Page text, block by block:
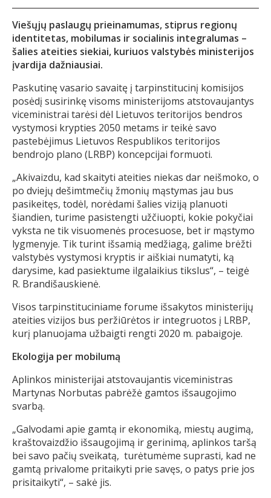
Viešųjų paslaugų prieinamumas, stiprus regionų
identitetas, mobilumas ir socialinis integralumas –
šalies ateities siekiai, kuriuos valstybės ministerijos
įvardija dažniausiai.
Paskutinę vasario savaitę į tarpinstitucinį komisijos
posėdį susirinkę visoms ministerijoms atstovaujantys
viceministrai tarėsi dėl Lietuvos teritorijos bendros
vystymosi krypties 2050 metams ir teikė savo
pastebėjimus Lietuvos Respublikos teritorijos
bendrojo plano (LRBP) koncepcijai formuoti.
„Akivaizdu, kad skaityti ateities niekas dar neišmoko, o
po dviejų dešimtmečių žmonių mąstymas jau bus
pasikeitęs, todėl, norėdami šalies viziją planuoti
šiandien, turime pasistengti užčiuopti, kokie pokyčiai
vyksta ne tik visuomenės procesuose, bet ir mąstymo
lygmenyje. Tik turint išsamią medžiagą, galime brėžti
valstybės vystymosi kryptis ir aiškiai numatyti, ką
darysime, kad pasiektume ilgalaikius tikslus“, – teigė
R. Brandišauskienė.
Visos tarpinstituciniame forume išsakytos ministerijų
ateities vizijos bus peržiūrėtos ir integruotos į LRBP,
kurį planuojama užbaigti rengti 2020 m. pabaigoje.
Ekologija per mobilumą
Aplinkos ministerijai atstovaujantis viceministras
Martynas Norbutas pabrėžė gamtos išsaugojimo
svarbą.
„Galvodami apie gamtą ir ekonomiką, miestų augimą,
kraštovaizdžio išsaugojimą ir gerinimą, aplinkos taršą
bei savo pačių sveikatą, turėtumėme suprasti, kad ne
gamtą privalome pritaikyti prie savęs, o patys prie jos
prisitaikyti“, – sakė jis.